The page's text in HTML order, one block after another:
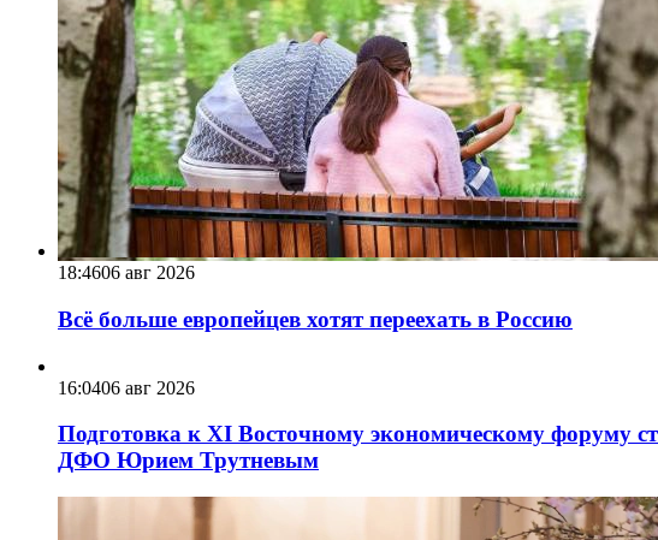
18:4606 авг 2026
Всё больше европейцев хотят переехать в Россию
16:0406 авг 2026
Подготовка к XI Восточному экономическому форуму
ДФО Юрием Трутневым